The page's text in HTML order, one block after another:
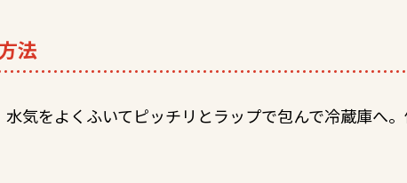
法
気をよくふいてピッチリとラップで包んで冷蔵庫へ